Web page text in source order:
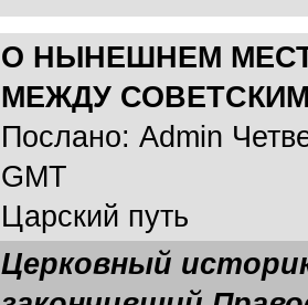
О НЫНЕШНЕМ
МЕЖДУ
Послано: Admin
GMT
Царский путь
Церковный